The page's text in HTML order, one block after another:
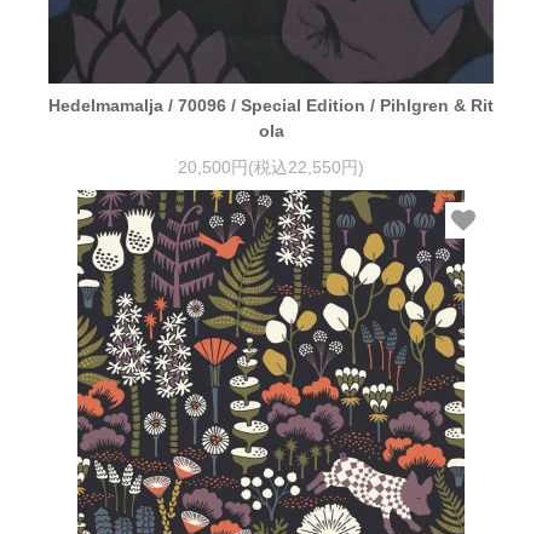
Hedelmamalja / 70096 / Special Edition / Pihlgren & Rit
ola
20,500円(税込22,550円)